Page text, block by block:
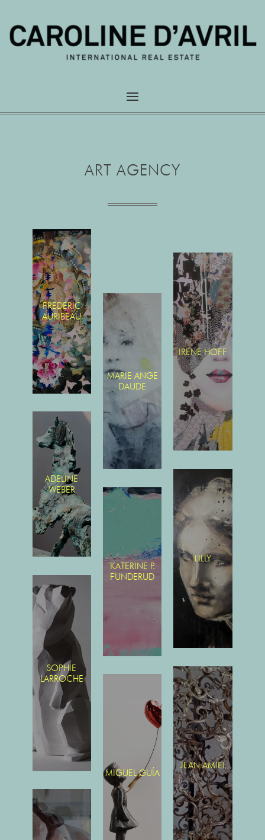
ART AGENCY
FREDERIC
AURIBEAU
ADELINE
WEBER
SOPHIE
LARROCHE
MARIE ANGE
DAUDE
KATERINE P.
FUNDERUD
MIGUEL GUÍA
IRENE HOFF
LILLY
JEAN AMIEL